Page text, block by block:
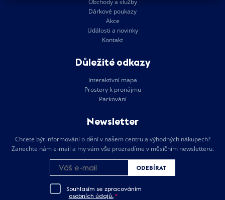
Obchody a služby
Dárkové poukazy
Akce
Události a novinky
Kontakt
Důležité odkazy
Interaktivní mapa
Prostory k pronájmu
Parkování
Newsletter
Chcete být informováni o dění v našem centru a výhodných nákupech?
Zanechte nám e-mail a my vám vše prozradíme v měsíčním newsletteru.
Souhlasím se zpracováním
osobních údajů.*
ODEBÍRAT